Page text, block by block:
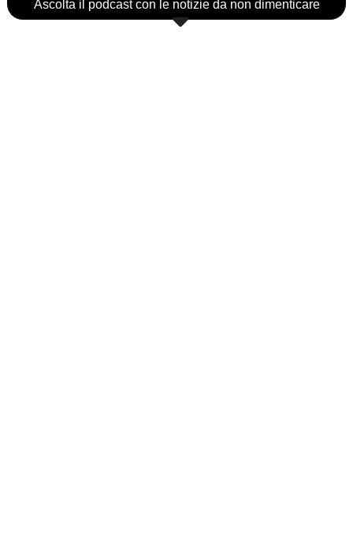
Ascolta il podcast con le notizie da non dimenticare